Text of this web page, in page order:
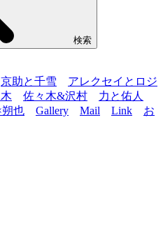
検索
京助と千雪
アレクセイとロジ
佐々木&沢村
力と佑人
也 Gallery Mail Link
お